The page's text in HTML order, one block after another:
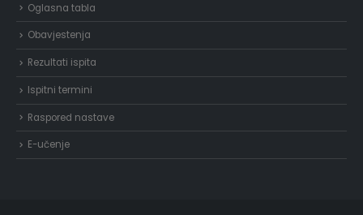
Oglasna tabla
Obavjestenja
Rezultati ispita
Ispitni termini
Raspored nastave
E-učenje